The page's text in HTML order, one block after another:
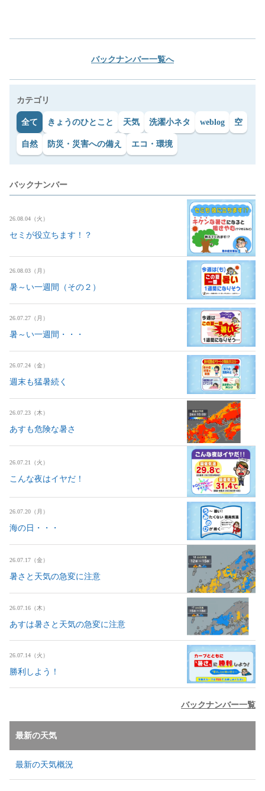
バックナンバー一覧へ
カテゴリ
全て きょうのひとこと 天気 洗濯小ネタ weblog 空
自然 防災・災害への備え エコ・環境
バックナンバー
26.08.04（火）
セミが役立ちます！？
26.08.03（月）
暑～い一週間（その２）
26.07.27（月）
暑～い一週間・・・
26.07.24（金）
週末も猛暑続く
26.07.23（木）
あすも危険な暑さ
26.07.21（火）
こんな夜はイヤだ！
26.07.20（月）
海の日・・・
26.07.17（金）
暑さと天気の急変に注意
26.07.16（木）
あすは暑さと天気の急変に注意
26.07.14（火）
勝利しよう！
バックナンバー一覧
最新の天気
最新の天気概況